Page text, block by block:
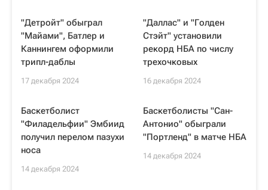
"Детройт" обыграл
"Майами", Батлер и
Каннингем оформили
трипл-даблы
17 декабря 2024
"Даллас" и "Голден
Стэйт" установили
рекорд НБА по числу
трехочковых
16 декабря 2024
Баскетболист
"Филадельфии" Эмбиид
получил перелом пазухи
носа
14 декабря 2024
Баскетболисты "Сан-
Антонио" обыграли
"Портленд" в матче НБА
14 декабря 2024